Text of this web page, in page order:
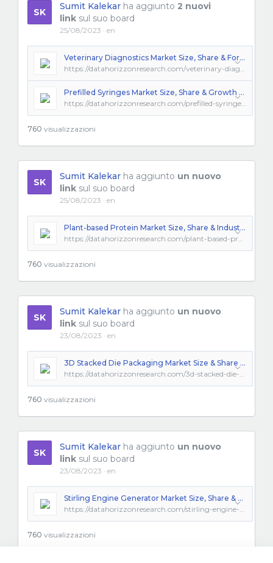
SK
Sumit Kalekar ha aggiunto 2 nuovi
link sul suo board
25/08/2023 · en
Veterinary Diagnostics Market Size, Share & Forecast 2032
https://datahorizzonresearch.com/veterinary-diagnostics-market-2305
Prefilled Syringes Market Size, Share & Growth Analysis 2032
https://datahorizzonresearch.com/prefilled-syringes-market-2304
760 visualizzazioni
SK
Sumit Kalekar ha aggiunto un nuovo
link sul suo board
25/08/2023 · en
Plant-based Protein Market Size, Share & Industry Forecast 2032
https://datahorizzonresearch.com/plant-based-protein-market-2303
760 visualizzazioni
SK
Sumit Kalekar ha aggiunto un nuovo
link sul suo board
23/08/2023 · en
3D Stacked Die Packaging Market Size & Share Analysis 2032
https://datahorizzonresearch.com/3d-stacked-die-packaging-market-2360
760 visualizzazioni
SK
Sumit Kalekar ha aggiunto un nuovo
link sul suo board
23/08/2023 · en
Stirling Engine Generator Market Size, Share & Trends 2032
https://datahorizzonresearch.com/stirling-engine-generator-market-2361
760 visualizzazioni